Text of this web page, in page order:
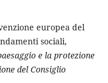
europea del
sociali,
e la protezione
del Consiglio